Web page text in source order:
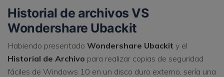
Historial de archivos VS
Wondershare Ubackit
Habiendo presentado Wondershare Ubackit y el
Historial de Archivo para realizar copias de seguridad
fáciles de Windows 10 en un disco duro externo, sería una